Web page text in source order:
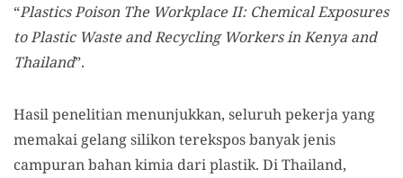
“Plastics Poison The Workplace II: Chemical Exposures
to Plastic Waste and Recycling Workers in Kenya and
Thailand”.
Hasil penelitian menunjukkan, seluruh pekerja yang
memakai gelang silikon terekspos banyak jenis
campuran bahan kimia dari plastik. Di Thailand,